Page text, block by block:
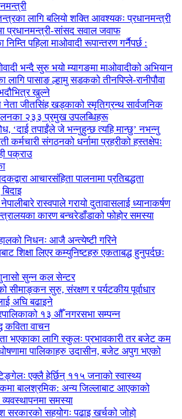
लागि बलियो शक्ति आवश्यकः प्रधानमन्त्री
प्रधानमन्त्री-सांसद सवाल जवाफ
पहिला माओवादी रूपान्तरण गर्नैपर्छ :
भन्दै सुरु भयो म्यागङमा माओवादीको अभियान
लागि पासाङ ल्हामु सडकको तीनपिप्ले-रानीपौवा
खुल्ने
जीतसिंह खड्काको स्मृतिग्रन्थ सार्वजनिक
२३३ प्रमुख उपलब्धिहरू
‘दाई तपाईंले जे भन्नुहुन्छ त्यहि मान्छु’ नभन्नु
कर्मचारी संगठनको धर्नामा प्रहरीको हस्तक्षेपः
पक्राउ
आचारसंहिता पालनामा प्रतिबद्धता
रास्वपाले गरायो दुतावासलाई ध्यानाकर्षण
कारण बन्चरेडाँडाको फोहोर समस्या
निधनः आजै अन्त्येष्टी गरिने
शिक्षा लिएर कम्युनिष्टहरु एकताबद्ध हुनुपर्दछः
सुन्न कल सेन्टर
सीमाङ्कन सुरु, संरक्षण र पर्यटकीय पूर्वाधार
अघि बढाइने
१३ औँ नगरसभा सम्पन्न
कविता वाचन
भएकाका लागि स्कुलः प्रभावकारी तर बजेट कम
पालिकाहरु उदासीन, बजेट अपुग भएको
एक्लै हेर्छिन् ११५ जनाको स्वास्थ्य
बालश्रमिक: अन्य जिल्लाबाट आएकाको
समस्या
सरकारको सहयोगः पढाइ खर्चको जोहो